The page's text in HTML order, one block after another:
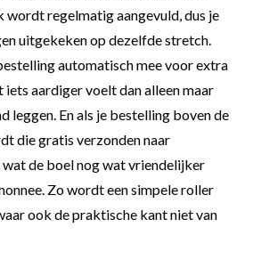
wordt regelmatig aangevuld, dus je
uitgekeken op dezelfde stretch.
automatisch mee voor extra
aardiger voelt dan alleen maar
leggen. En als je bestelling boven de
die gratis verzonden naar
wat de boel nog wat vriendelijker
Zo wordt een simpele roller
ook de praktische kant niet van